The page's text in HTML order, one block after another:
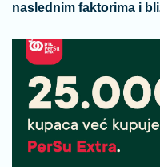
naslednim faktorima i